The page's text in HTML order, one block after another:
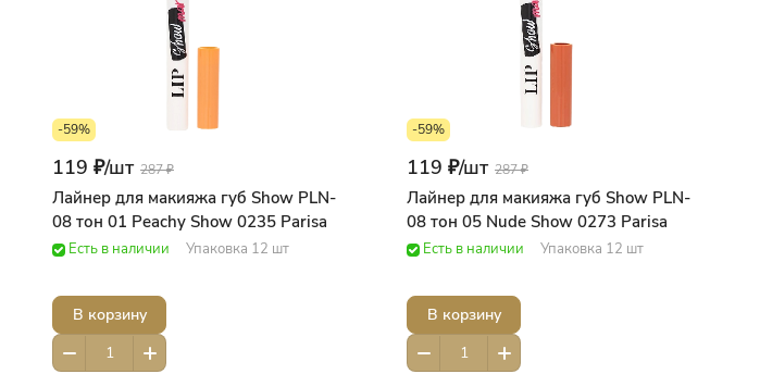
-59%
119 ₽/шт 287 ₽
Лайнер для макияжа губ Show PLN-
08 тон 01 Peachy Show 0235 Parisa
Есть в наличии Упаковка 12 шт
В корзину
-59%
119 ₽/шт 287 ₽
Лайнер для макияжа губ Show PLN-
08 тон 05 Nude Show 0273 Parisa
Есть в наличии Упаковка 12 шт
В корзину